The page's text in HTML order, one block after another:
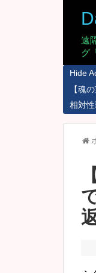
遠
グ
Hide
【魂
相対